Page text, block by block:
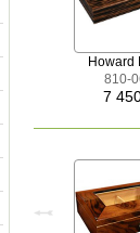
Howard
810-
7